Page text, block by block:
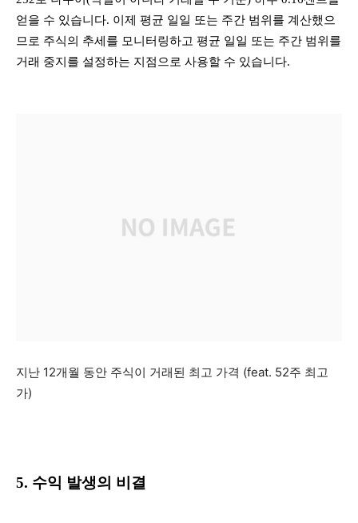
얻을 수 있습니다. 이제 평균 일일 또는 주간 범위를 계산했으
므로 주식의 추세를 모니터링하고 평균 일일 또는 주간 범위를
거래 중지를 설정하는 지점으로 사용할 수 있습니다.
지난 12개월 동안 주식이 거래된 최고 가격 (feat. 52주 최고
가)
5. 수익 발생의 비결